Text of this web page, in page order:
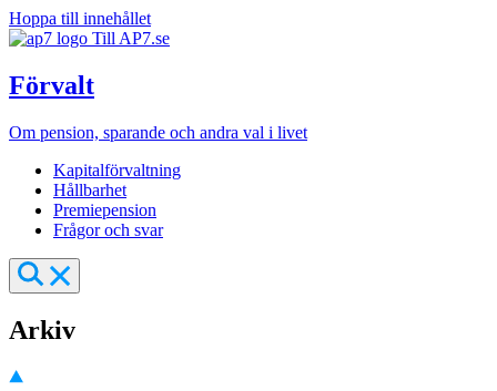
Hoppa till innehållet
Till AP7.se
Förvalt
Om pension, sparande och andra val i livet
Kapitalförvaltning
Hållbarhet
Premiepension
Frågor och svar
Arkiv